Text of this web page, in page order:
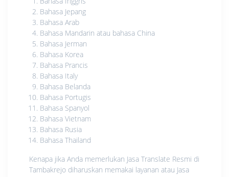
Bahasa Jepang
Bahasa Arab
Bahasa Mandarin atau bahasa China
Bahasa Jerman
Bahasa Korea
Bahasa Prancis
Bahasa Italy
Bahasa Belanda
Bahasa Portugis
Bahasa Spanyol
Bahasa Vietnam
Bahasa Rusia
Bahasa Thailand
Kenapa jika Anda memerlukan Jasa Translate Resmi di
Tambakrejo diharuskan memakai layanan atau Jasa